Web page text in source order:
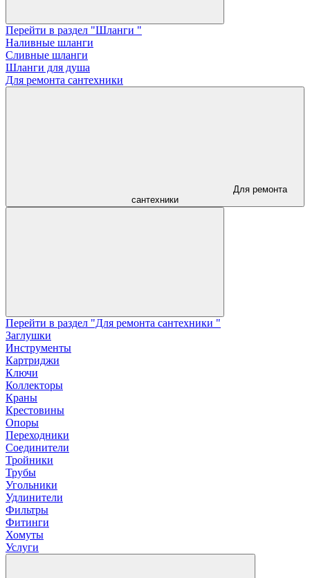
Перейти в раздел "Шланги "
Наливные шланги
Сливные шланги
Шланги для душа
Для ремонта сантехники
Для ремонта
сантехники
Перейти в раздел "Для ремонта сантехники "
Заглушки
Инструменты
Картриджи
Ключи
Коллекторы
Краны
Крестовины
Опоры
Переходники
Соединители
Тройники
Трубы
Угольники
Удлинители
Фильтры
Фитинги
Хомуты
Услуги